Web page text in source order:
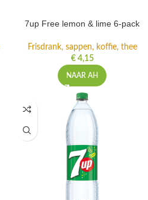
7up Free lemon & lime 6-pack
Frisdrank, sappen, koffie, thee
€4,15
NAAR AH